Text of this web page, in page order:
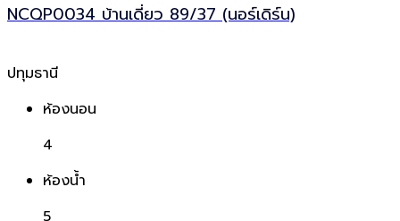
NCQP0034 บ้านเดี่ยว 89/37 (นอร์เดิร์น)
ปทุมธานี
ห้องนอน
4
ห้องน้ำ